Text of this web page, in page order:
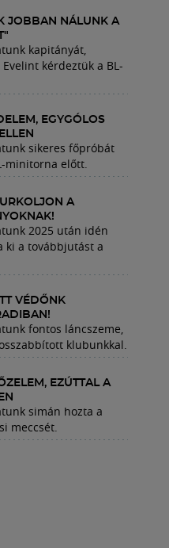
JOBBAN NÁLUNK A
kapitányát,
kérdeztük a BL-
EGYGÓLOS
sikeres főpróbát
minitorna előtt.
A
2025 után idén
ki a továbbjutást a
VÉDŐNK
fontos láncszeme,
klubunkkal.
EZÚTTAL A
simán hozta a
meccsét.